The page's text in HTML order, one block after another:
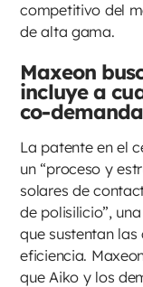
competitivo del
de alta gama.
Maxeon
incluye a
co-
La patente en el
un “proceso y
solares de
de polisilicio”,
que sustentan las
eficiencia.
que Aiko y los